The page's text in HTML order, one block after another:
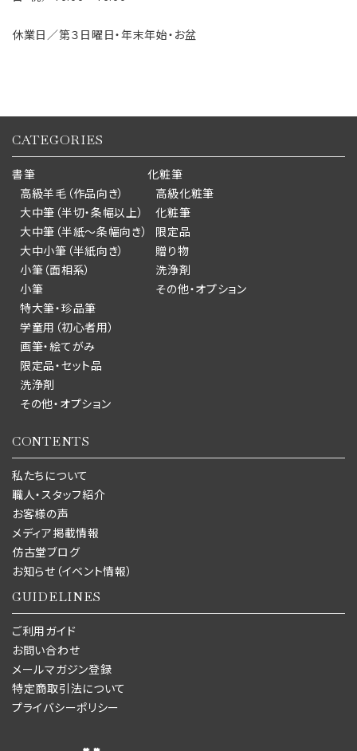
休業日／第３日曜日・年末年始・お盆
CATEGORIES
書筆
高級羊毛（作品向き）
大中筆（半切・条幅以上）
大中筆（半紙～条幅向き）
大中小筆（半紙向き）
小筆（面相系）
小筆
特大筆・珍品筆
学童用（初心者用）
画筆・絵てがみ
限定品・セット品
洗浄剤
その他・オプション
化粧筆
高級化粧筆
化粧筆
限定品
贈り物
洗浄剤
その他・オプション
CONTENTS
私たちについて
職人・スタッフ紹介
お客様の声
メディア掲載情報
仿古堂ブログ
お知らせ（イベント情報）
GUIDELINES
ご利用ガイド
お問い合わせ
メールマガジン登録
特定商取引法について
プライバシーポリシー